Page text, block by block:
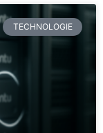
TECHNOLOGIE